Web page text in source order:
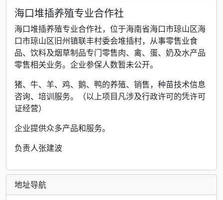
海口堆插养殖专业合作社
海口堆插养殖专业合作社，位于海南省海口市琼山区海
口市琼山区旧州镇联丰村委会堆插村，从事零售业食
品、饮料及烟草制品专门零售肉、禽、蛋、奶及水产品
零售相关业务。企业参保人数暂未公开。
猪、牛、羊、鸡、鹅、鸭的养殖、销售，种苗技术信息
咨询、培训服务。（以上项目凡涉及行政许可的凭许可
证经营）
企业提供众多产品和服务。
负责人张建波
地址导航